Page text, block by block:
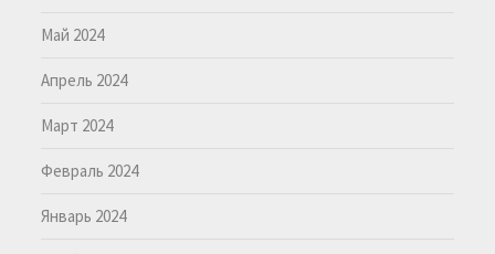
Май 2024
Апрель 2024
Март 2024
Февраль 2024
Январь 2024